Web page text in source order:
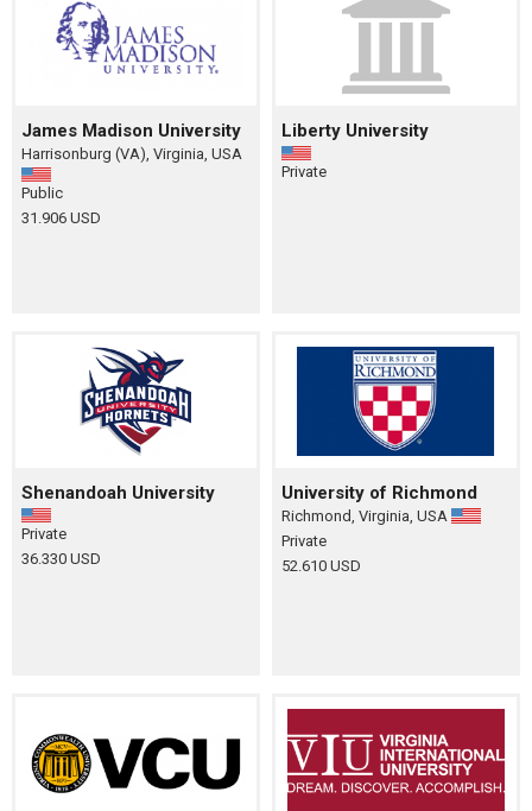
James Madison University
Harrisonburg (VA), Virginia, USA
Public
31.906 USD
Liberty University
Private
Shenandoah University
Private
36.330 USD
University of Richmond
Richmond, Virginia, USA
Private
52.610 USD